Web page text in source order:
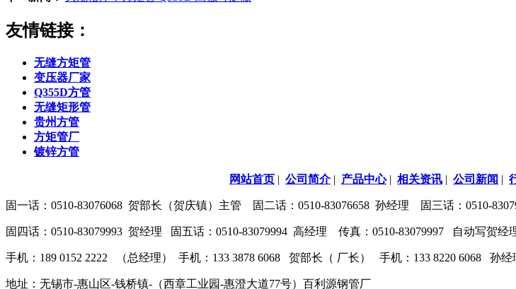
友情链接：
无缝方矩管
变压器厂家
Q355D方管
无缝矩形管
贵州方管
方矩管厂
镀锌方管
网站首页 | 公司简介| 产品中心| 相关资讯 | 公司新闻 |
固一话：0510-83076068 贺部长（贺庆镇）主管 固二话：0510-83076658 孙经理 固三话：0510-
固四话：0510-83079993 贺经理 固五话：0510-83079994 高经理 传真：0510-83079997 自动写贺经
手机：189 0152 2222 （总经理） 手机：133 3878 6068 贺部长（ 厂长） 手机：133 8220 6068 孙
地址：无锡市-惠山区-钱桥镇-（西章工业园-惠澄大道77号）百利源钢管厂